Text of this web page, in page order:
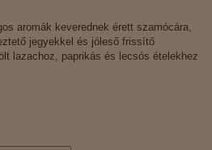
aromák keverednek érett szamócára,
jegyekkel és jóleső frissítő
lazachoz, paprikás és lecsós ételekhez